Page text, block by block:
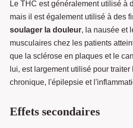
Le THC est généralement utilisé à
mais il est également utilisé à des
soulager la douleur, la nausée et
musculaires chez les patients
que la sclérose en plaques et le
lui, est largement utilisé pour
chronique, l'épilepsie et
Effets secondaires